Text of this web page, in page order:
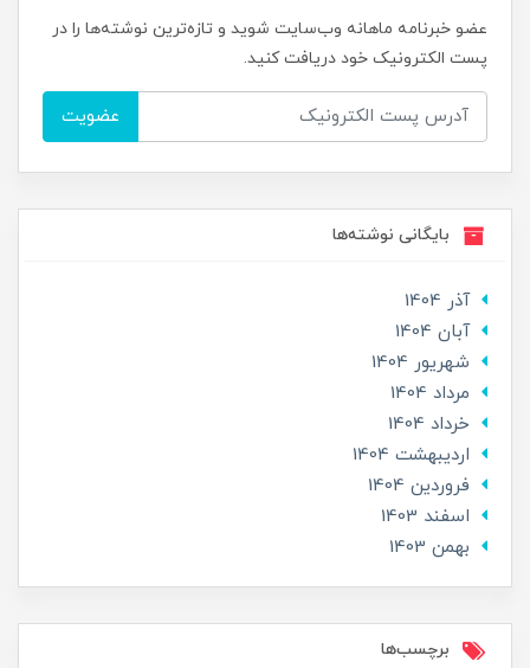
عضو خبرنامه ماهانه وب‌سایت شوید و تازه‌ترین نوشته‌ها را در
پست الکترونیک خود دریافت کنید.
عضویت
بایگانی نوشته‌ها
آذر 1404
آبان 1404
شهریور 1404
مرداد 1404
خرداد 1404
ارديبهشت 1404
فروردین 1404
اسفند 1403
بهمن 1403
برچسب‌ها